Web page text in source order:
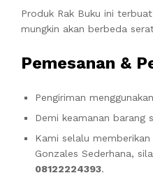
Produk Rak Buku ini
mungkin akan berbeda
Pemesanan &
Pengiriman
Demi keamanan barang
Kami selalu
Gonzales Sederhana,
08122224393.